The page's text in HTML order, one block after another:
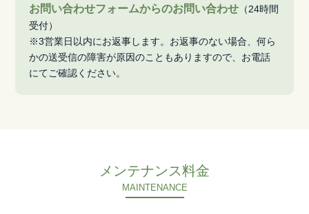
お問い合わせフォームからのお問い合わせ （24時間
受付）
※3営業日以内にお返事します。お返事のない場合、何ら
かの送受信の障害が原因のこともありますので、お電話
にてご確認ください。
メンテナンス料金
MAINTENANCE